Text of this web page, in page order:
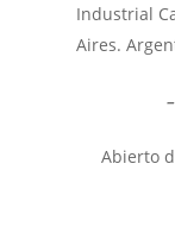
Industrial
Aires.
Abierto